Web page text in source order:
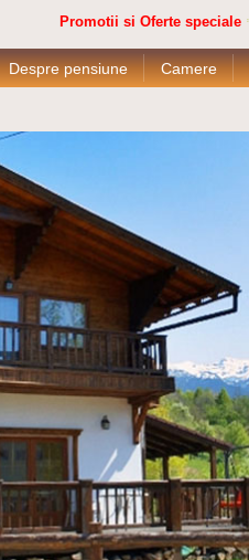
Promotii si Oferte speciale
Despre pensiune Camere